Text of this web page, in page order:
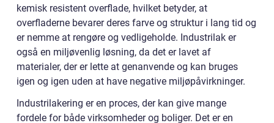
kemisk resistent overflade, hvilket betyder, at
overfladerne bevarer deres farve og struktur i lang tid og
er nemme at rengøre og vedligeholde. Industrilak er
også en miljøvenlig løsning, da det er lavet af
materialer, der er lette at genanvende og kan bruges
igen og igen uden at have negative miljøpåvirkninger.
Industrilakering er en proces, der kan give mange
fordele for både virksomheder og boliger. Det er en